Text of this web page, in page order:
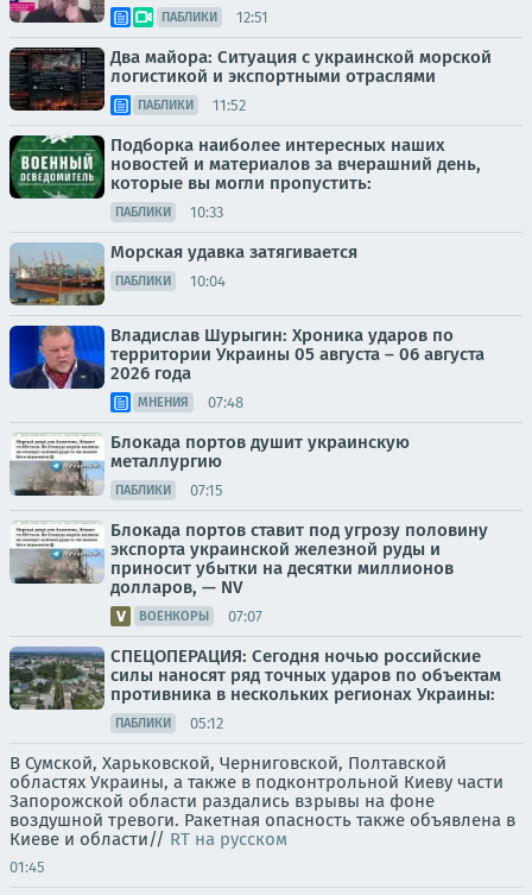
ПАБЛИКИ 12:51
Два майора: Ситуация с украинской морской
логистикой и экспортными отраслями
ПАБЛИКИ 11:52
Подборка наиболее интересных наших
новостей и материалов за вчерашний день,
которые вы могли пропустить:
ПАБЛИКИ 10:33
Морская удавка затягивается
ПАБЛИКИ 10:04
Владислав Шурыгин: Хроника ударов по
территории Украины 05 августа – 06 августа
2026 года
МНЕНИЯ 07:48
Блокада портов душит украинскую
металлургию
ПАБЛИКИ 07:15
Блокада портов ставит под угрозу половину
экспорта украинской железной руды и
приносит убытки на десятки миллионов
долларов, — NV
ВОЕНКОРЫ 07:07
СПЕЦОПЕРАЦИЯ: Сегодня ночью российские
силы наносят ряд точных ударов по объектам
противника в нескольких регионах Украины:
ПАБЛИКИ 05:12
В Сумской, Харьковской, Черниговской, Полтавской
областях Украины, а также в подконтрольной Киеву части
Запорожской области раздались взрывы на фоне
воздушной тревоги. Ракетная опасность также объявлена в
Киеве и области// RT на русском
01:45